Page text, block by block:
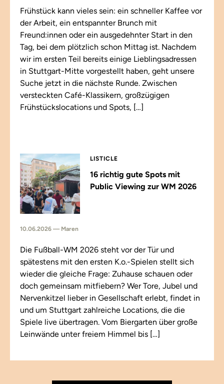
Frühstück kann vieles sein: ein schneller Kaffee vor
der Arbeit, ein entspannter Brunch mit
Freund:innen oder ein ausgedehnter Start in den
Tag, bei dem plötzlich schon Mittag ist. Nachdem
wir im ersten Teil bereits einige Lieblingsadressen
in Stuttgart-Mitte vorgestellt haben, geht unsere
Suche jetzt in die nächste Runde. Zwischen
versteckten Café-Klassikern, großzügigen
Frühstückslocations und Spots, […]
LISTICLE
16 richtig gute Spots mit
Public Viewing zur WM 2026
10.06.2026 — Maren
Die Fußball-WM 2026 steht vor der Tür und
spätestens mit den ersten K.o.-Spielen stellt sich
wieder die gleiche Frage: Zuhause schauen oder
doch gemeinsam mitfiebern? Wer Tore, Jubel und
Nervenkitzel lieber in Gesellschaft erlebt, findet in
und um Stuttgart zahlreiche Locations, die die
Spiele live übertragen. Vom Biergarten über große
Leinwände unter freiem Himmel bis […]